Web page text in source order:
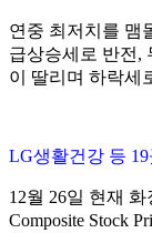
연중 최저치를 맴
급상승세로 반전,
이 딸리며 하락세
LG생활건강 등
12월 26일 현재 화
Composite Stock